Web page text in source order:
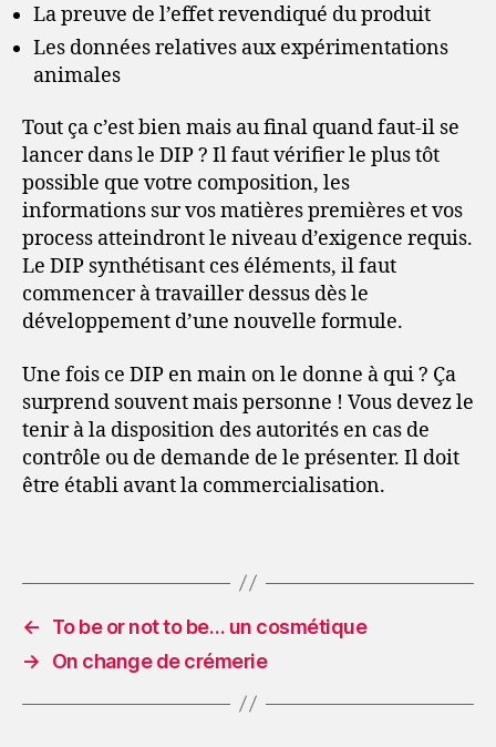
La preuve de l’effet revendiqué du produit
Les données relatives aux expérimentations
animales
Tout ça c’est bien mais au final quand faut-il se
lancer dans le DIP ? Il faut vérifier le plus tôt
possible que votre composition, les
informations sur vos matières premières et vos
process atteindront le niveau d’exigence requis.
Le DIP synthétisant ces éléments, il faut
commencer à travailler dessus dès le
développement d’une nouvelle formule.
Une fois ce DIP en main on le donne à qui ? Ça
surprend souvent mais personne ! Vous devez le
tenir à la disposition des autorités en cas de
contrôle ou de demande de le présenter. Il doit
être établi avant la commercialisation.
←
To be or not to be… un cosmétique
→
On change de crémerie